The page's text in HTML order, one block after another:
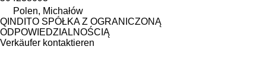
Polen, Michałów
QINDITO SPÓŁKA Z OGRANICZONĄ
ODPOWIEDZIALNOŚCIĄ
Verkäufer kontaktieren